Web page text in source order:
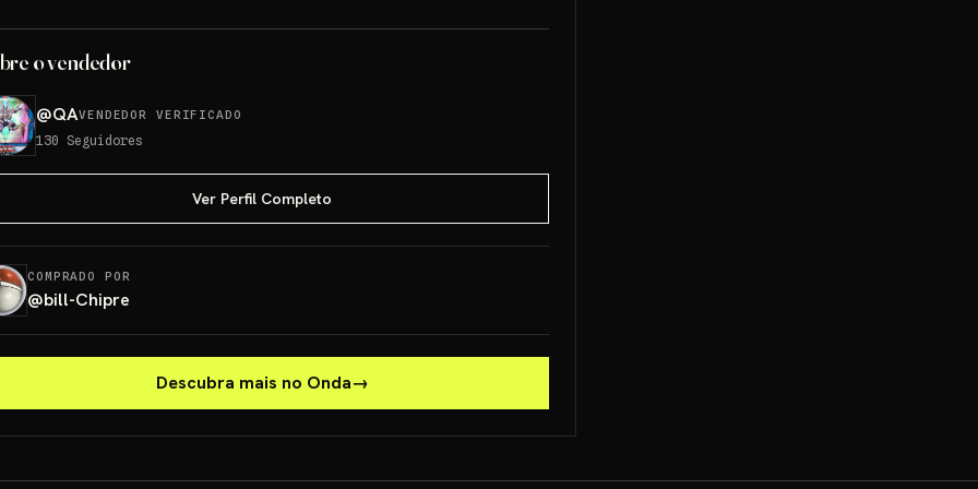
o vendedor
@QAVENDEDOR VERIFICADO
130 Seguidores
Ver Perfil Completo
COMPRADO POR
@bill-Chipre
Descubra mais no Onda→